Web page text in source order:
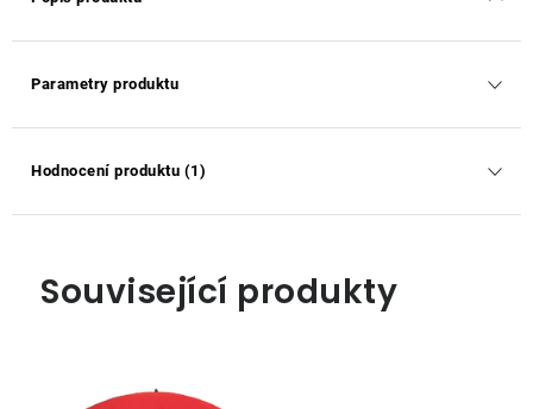
Parametry produktu
Hodnocení produktu (1)
Související produkty